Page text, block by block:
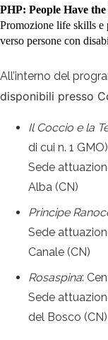
PHP: People Have
Promozione life skills e
verso persone con
All’interno del
disponibili presso
Il Coccio e la
di cui n. 1 GMO)
Sede
Alba (CN)
Principe
Sede
Canale (CN)
Rosaspina:
Sede
del Bosco (CN)